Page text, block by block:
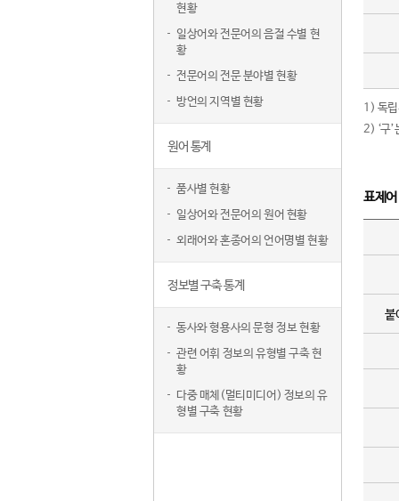
현황
일상어와 전문어의 음절 수별 현
황
전문어의 전문 분야별 현황
방언의 지역별 현황
원어 통계
품사별 현황
일상어와 전문어의 원어 현황
외래어와 혼종어의 언어명별 현황
정보별 구축 통계
동사와 형용사의 문형 정보 현황
관련 어휘 정보의 유형별 구축 현
황
다중 매체(멀티미디어) 정보의 유
형별 구축 현황
1) 독립
2) ‘구
표제
붙